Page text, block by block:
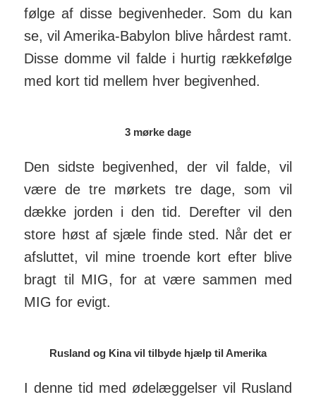
følge af disse begiv­en­heder. Som du kan
se, vil Amerika-Babylon blive hårdest ramt.
Disse domme vil falde i hurtig række­følge
med kort tid mellem hver begiv­enhed.
3 mørke dage
Den sidste begivenhed, der vil falde, vil
være de tre mørkets tre dage, som vil
dække jorden i den tid. Derefter vil den
store høst af sjæle finde sted. Når det er
af­sluttet, vil mine troende kort efter blive
bragt til MIG, for at være sammen med
MIG for evigt.
Rusland og Kina vil tilbyde hjælp til Amerika
I denne tid med øde­læg­gelser vil Rusland